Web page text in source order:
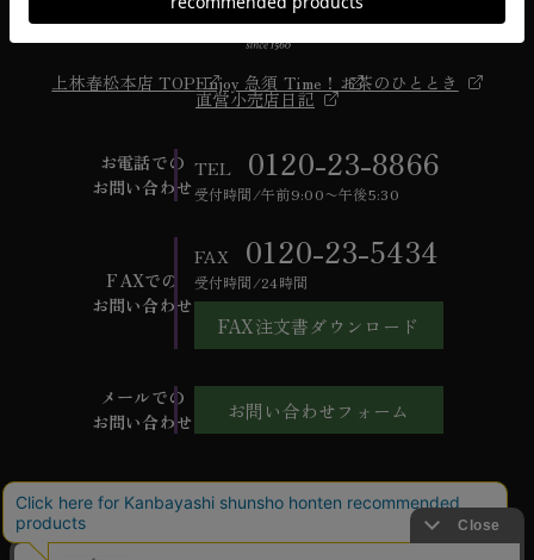
上林春松本店 TOPEnjoy 急須 Time！ お茶のひととき
直営小売店日記
お電話での
お問い合わせ
TEL 0120-23-8866
受付時間/午前9:00〜午後5:30
FAXでの
お問い合わせ
FAX 0120-23-5434
受付時間/24時間
FAX注文書ダウンロード
メールでの
お問い合わせ
お問い合わせフォーム
ご利用ガイドよくあるご質問お問い合わせ